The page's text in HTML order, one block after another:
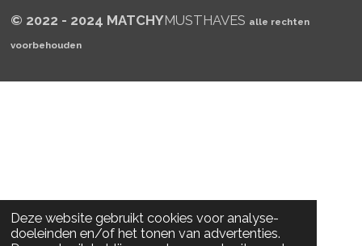
Deze website gebruikt cookies voor analyse-
doeleinden en/of het tonen van advertenties.
© 2022 - 2024 MATCHYMUSTHAVES alle rechten
voorbehouden